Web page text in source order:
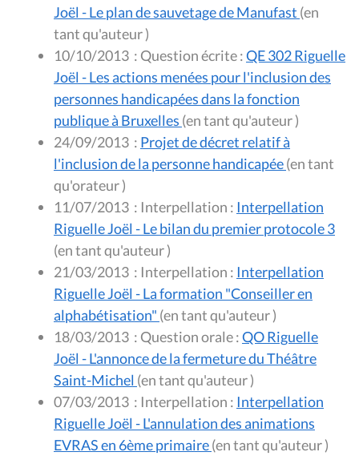
Joël - Le plan de sauvetage de Manufast (en
tant qu'auteur )
10/10/2013 : Question écrite :QE 302 Riguelle
Joël - Les actions menées pour l'inclusion des
personnes handicapées dans la fonction
publique à Bruxelles
(en tant qu'auteur )
24/09/2013 : Projet de décret relatif à
l'inclusion de la personne handicapée(en tant
qu'orateur )
11/07/2013 : Interpellation : Interpellation
Riguelle Joël - Le bilan du premier protocole 3
(en tant qu'auteur )
21/03/2013 : Interpellation : Interpellation
Riguelle Joël - La formation "Conseiller en
alphabétisation"
(en tant qu'auteur )
18/03/2013 : Question orale :QO Riguelle
Joël - L'annonce de la fermeture du Théâtre
Saint-Michel
(en tant qu'auteur )
07/03/2013 : Interpellation : Interpellation
Riguelle Joël - L'annulation des animations
EVRAS en 6ème primaire
(en tant qu'auteur )